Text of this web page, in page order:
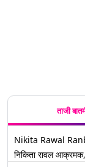
ताजी
Nikita Rawal
निकिता रावल आक्रमक,